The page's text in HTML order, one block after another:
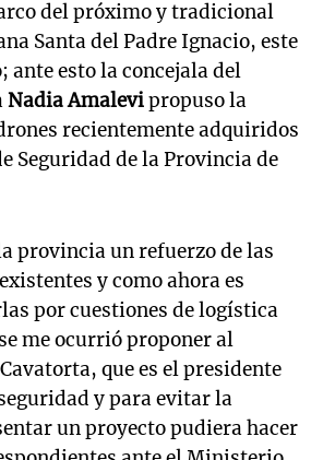
del próximo y tradicional
Santa del Padre Ignacio, este
ante esto la concejala del
Nadia Amalevipropuso la
recientemente adquiridos
Seguridad de la Provincia de
provincia un refuerzo de las
y como ahora es
por cuestiones de logística
me ocurrió proponer al
que es el presidente
y para evitar la
un proyecto pudiera hacer